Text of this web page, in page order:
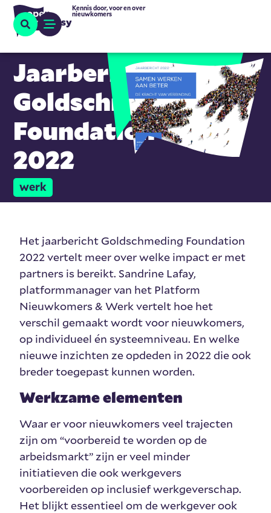
Kennis door, voor en over
nieuwkomers
Jaarbericht
Goldschmeding
Foundation
2022
werk
Het jaarbericht Goldschmeding Foundation
2022 vertelt meer over welke impact er met
partners is bereikt. Sandrine Lafay,
platformmanager van het Platform
Nieuwkomers & Werk vertelt hoe het
verschil gemaakt wordt voor nieuwkomers,
op individueel én systeemniveau. En welke
nieuwe inzichten ze opdeden in 2022 die ook
breder toegepast kunnen worden.
Werkzame elementen
Waar er voor nieuwkomers veel trajecten
zijn om “voorbereid te worden op de
arbeidsmarkt” zijn er veel minder
initiatieven die ook werkgevers
voorbereiden op inclusief werkgeverschap.
Het blijkt essentieel om de werkgever ook